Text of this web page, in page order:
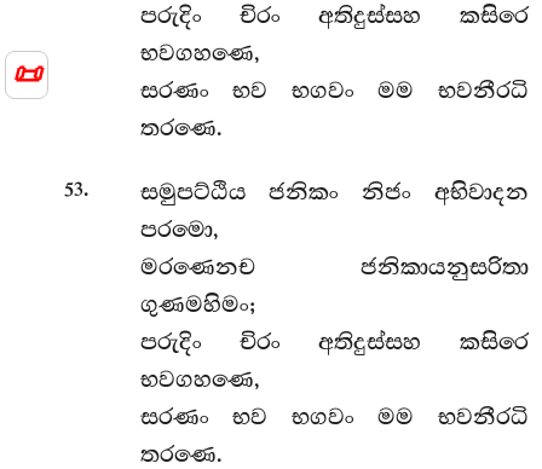
📜
පරුදිං චිරං අතිදුස්සහ කසිරෙ
භවගහණෙ,
සරණං භව භගවං මම භවනීරධි
තරණෙ.
53.
සමුපට්ඨිය ජනිකං නිජං අභිවාදන
පරමො,
මරණෙනච ජනිකායනුසරිතා
ගුණමහිමං;
පරුදිං චිරං අතිදුස්සහ කසිරෙ
භවගහණෙ,
සරණං භව භගවං මම භවනීරධි
තරණෙ.